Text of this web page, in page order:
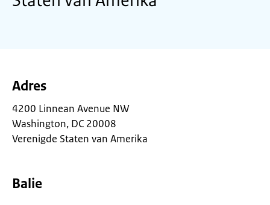
Adres
4200 Linnean Avenue NW
Washington, DC 20008
Verenigde Staten van Amerika
Balie